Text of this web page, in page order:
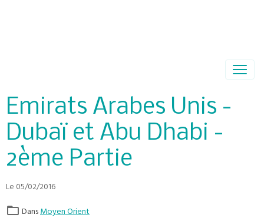
Emirats Arabes Unis -
Dubaï et Abu Dhabi -
2ème Partie
Le 05/02/2016
DansMoyen Orient